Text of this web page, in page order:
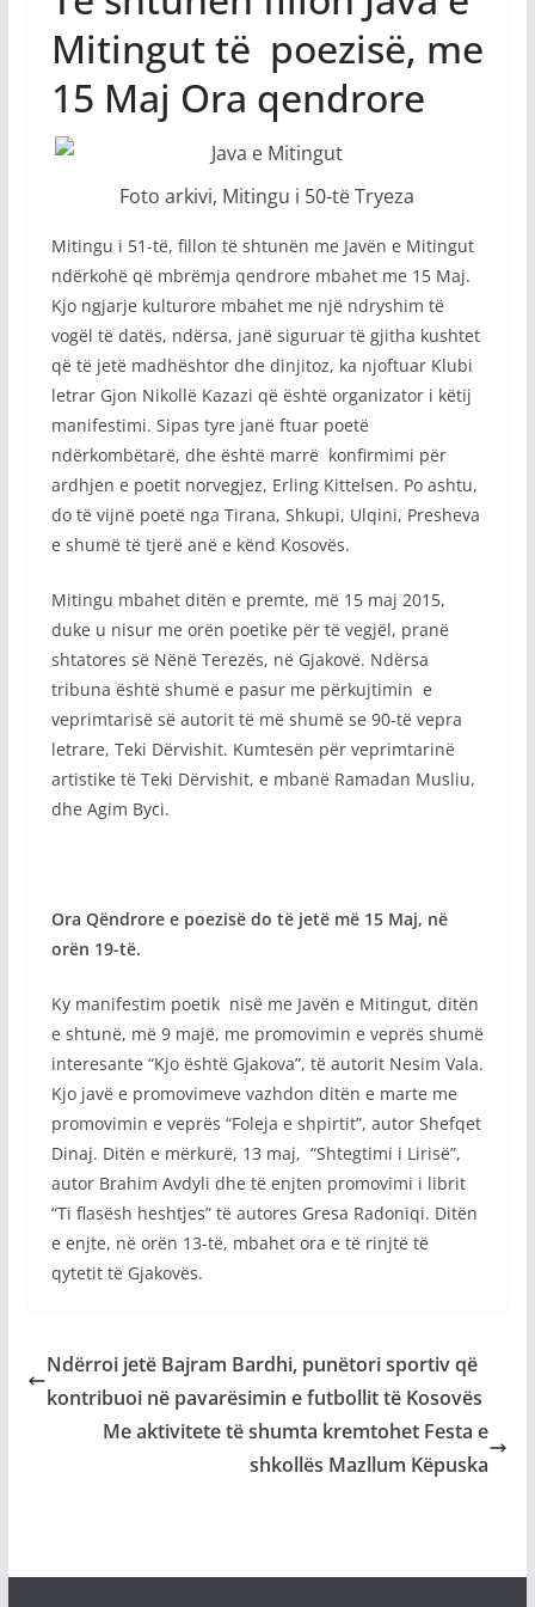
Mitingut të poezisë, me
15 Maj Ora qendrore
Foto arkivi, Mitingu i 50-të Tryeza
Mitingu i 51-të, fillon të shtunën me Javën e Mitingut
ndërkohë që mbrëmja qendrore mbahet me 15 Maj.
Kjo ngjarje kulturore mbahet me një ndryshim të
vogël të datës, ndërsa, janë siguruar të gjitha kushtet
që të jetë madhështor dhe dinjitoz, ka njoftuar Klubi
letrar Gjon Nikollë Kazazi që është organizator i këtij
manifestimi. Sipas tyre janë ftuar poetë
ndërkombëtarë, dhe është marrë konfirmimi për
ardhjen e poetit norvegjez, Erling Kittelsen. Po ashtu,
do të vijnë poetë nga Tirana, Shkupi, Ulqini, Presheva
e shumë të tjerë anë e kënd Kosovës.
Mitingu mbahet ditën e premte, më 15 maj 2015,
duke u nisur me orën poetike për të vegjël, pranë
shtatores së Nënë Terezës, në Gjakovë. Ndërsa
tribuna është shumë e pasur me përkujtimin e
veprimtarisë së autorit të më shumë se 90-të vepra
letrare, Teki Dërvishit. Kumtesën për veprimtarinë
artistike të Teki Dërvishit, e mbanë Ramadan Musliu,
dhe Agim Byci.
Ora Qëndrore e poezisë do të jetë më 15 Maj, në
orën 19-të.
Ky manifestim poetik nisë me Javën e Mitingut, ditën
e shtunë, më 9 majë, me promovimin e veprës shumë
interesante “Kjo është Gjakova”, të autorit Nesim Vala.
Kjo javë e promovimeve vazhdon ditën e marte me
promovimin e veprës “Foleja e shpirtit”, autor Shefqet
Dinaj. Ditën e mërkurë, 13 maj, “Shtegtimi i Lirisë”,
autor Brahim Avdyli dhe të enjten promovimi i librit
“Ti flasësh heshtjes” të autores Gresa Radoniqi. Ditën
e enjte, në orën 13-të, mbahet ora e të rinjtë të
qytetit të Gjakovës.
Ndërroi jetë Bajram Bardhi, punëtori sportiv që
kontribuoi në pavarësimin e futbollit të Kosovës
Me aktivitete të shumta kremtohet Festa e
shkollës Mazllum Këpuska